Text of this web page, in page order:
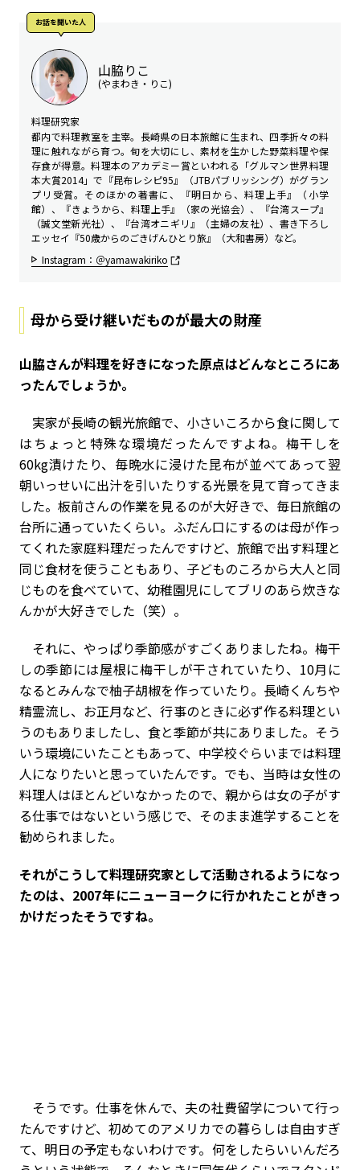
お話を聞いた⼈
山脇りこ
(やまわき・りこ)
料理研究家
都内で料理教室を主宰。長崎県の日本旅館に生まれ、四季折々の料
理に触れながら育つ。旬を大切にし、素材を生かした野菜料理や保
存食が得意。料理本のアカデミー賞といわれる「グルマン世界料理
本大賞2014」で『昆布レシピ95』（JTBパブリッシング）がグラン
プリ受賞。そのほかの著書に、『明日から、料理上手』（小学
館）、『きょうから、料理上手』（家の光協会）、『台湾スープ』
（誠文堂新光社）、『台湾オニギリ』（主婦の友社）、書き下ろし
エッセイ『50歳からのごきげんひとり旅』（大和書房）など。
Instagram：＠yamawakiriko
母から受け継いだものが最大の財産
――山脇さんが料理を好きになった原点はどんなところにあ
ったんでしょうか。
実家が長崎の観光旅館で、小さいころから食に関して
はちょっと特殊な環境だったんですよね。梅干しを
60kg漬けたり、毎晩水に浸けた昆布が並べてあって翌
朝いっせいに出汁を引いたりする光景を見て育ってきま
した。板前さんの作業を見るのが大好きで、毎日旅館の
台所に通っていたくらい。ふだん口にするのは母が作っ
てくれた家庭料理だったんですけど、旅館で出す料理と
同じ食材を使うこともあり、子どものころから大人と同
じものを食べていて、幼稚園児にしてブリのあら炊きな
んかが大好きでした（笑）。
それに、やっぱり季節感がすごくありましたね。梅干
しの季節には屋根に梅干しが干されていたり、10月に
なるとみんなで柚子胡椒を作っていたり。長崎くんちや
精霊流し、お正月など、行事のときに必ず作る料理とい
うのもありましたし、食と季節が共にありました。そう
いう環境にいたこともあって、中学校ぐらいまでは料理
人になりたいと思っていたんです。でも、当時は女性の
料理人はほとんどいなかったので、親からは女の子がす
る仕事ではないという感じで、そのまま進学することを
勧められました。
――それがこうして料理研究家として活動されるようになっ
たのは、2007年にニューヨークに行かれたことがきっ
かけだったそうですね。
そうです。仕事を休んで、夫の社費留学について行っ
たんですけど、初めてのアメリカでの暮らしは自由すぎ
て、明日の予定もないわけです。何をしたらいいんだろ